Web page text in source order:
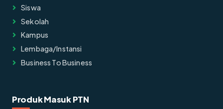
Siswa
Sekolah
Kampus
Lembaga/instansi
Business To Business
Produk Masuk PTN